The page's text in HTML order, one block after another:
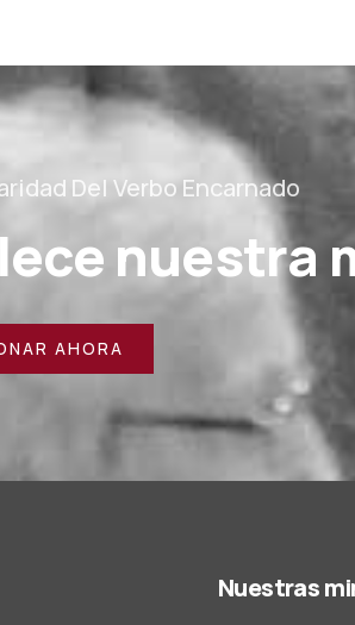
Del Verbo Encarnado
nuestra
AHORA
Nuestras